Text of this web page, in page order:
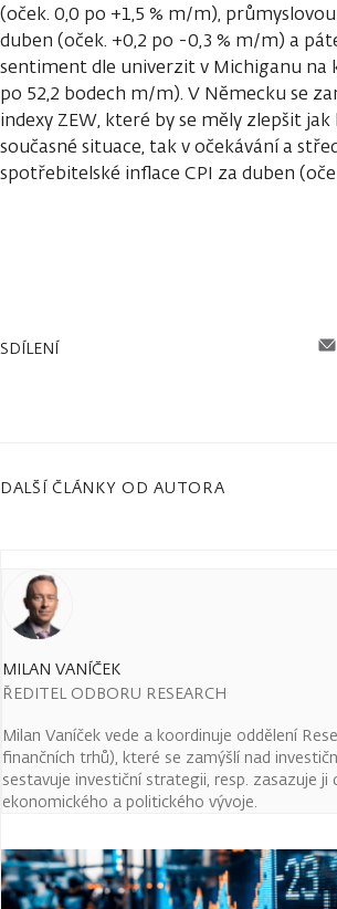
(oček. 0,0 po +1,5 % m/m),
duben (oček. +0,2 po -0,3 % m/m) a
sentiment dle univerzit v Michiganu na
po 52,2 bodech m/m). V Německu se
indexy ZEW, které by se měly zlepšit
současné situace, tak v očekávání a
spotřebitelské inflace CPI za duben
SDÍLENÍ
DALŠÍ ČLÁNKY OD AUTORA
MILAN VANÍČEK
ŘEDITEL ODBORU RESEARCH
Milan Vaníček vede a koordinuje oddělení
finančních trhů), které se zamýšlí nad
sestavuje investiční strategii, resp. zasazuje ji
ekonomického a politického vývoje.